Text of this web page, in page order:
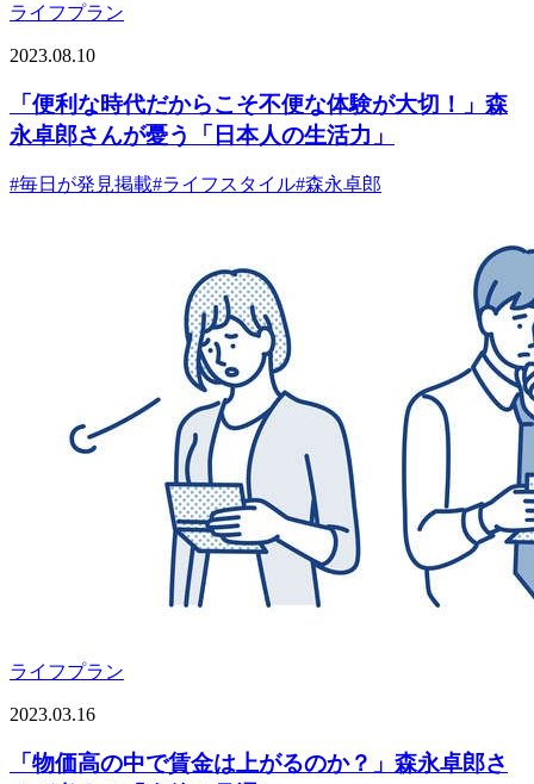
ライフプラン
2023.08.10
「便利な時代だからこそ不便な体験が大切！」森
永卓郎さんが憂う「日本人の生活力」
#毎日が発見掲載#ライフスタイル#森永卓郎
ライフプラン
2023.03.16
「物価高の中で賃金は上がるのか？」森永卓郎さ